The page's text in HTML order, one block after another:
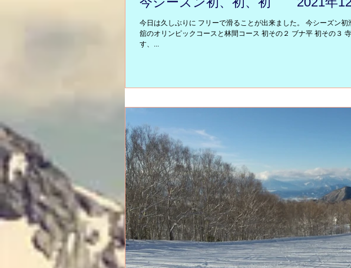
今日は久しぶりに フリーで滑ることが出来ました。 今シーズン
舘のオリンピックコースと林間コース 初その２ ブナ平 初その３
す、...